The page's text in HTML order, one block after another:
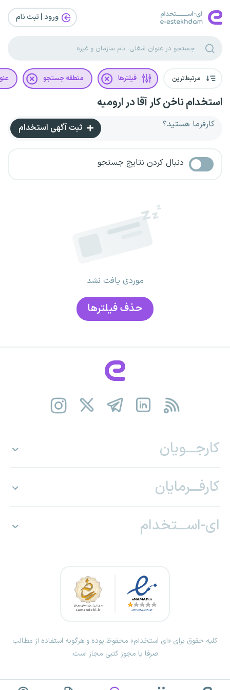
ورود | ثبت‌ نام
مرتبط‌ترین فیلترها منطقه جستجو
استخدام ناخن کار آقا در ارومیه
کارفرما هستید؟ ثبت آگهی استخدام
دنبال کردن نتایج جستجو
موردی یافت نشد
حذف فیلتر‌ها
کارجـــویان
کارفـــرمایان
ای-اســـتخدام
کلیه حقوق برای «ای استخدام» محفوظ بوده و هرگونه استفاده از مطالب
صرفا با مجوز کتبی مجاز است.